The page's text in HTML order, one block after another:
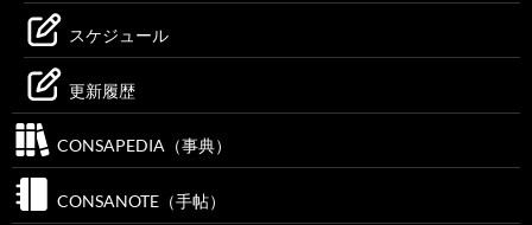
スケジュール
更新履歴
CONSAPEDIA（事典）
CONSANOTE（手帖）